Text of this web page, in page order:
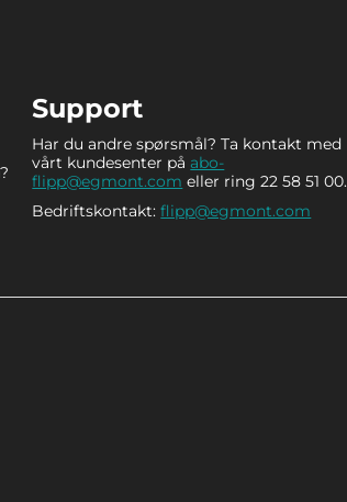
Support
Har du andre spørsmål? Ta kontakt med
vårt kundesenter på abo-
flipp@egmont.com eller ring 22 58 51 00.
Bedriftskontakt:flipp@egmont.com